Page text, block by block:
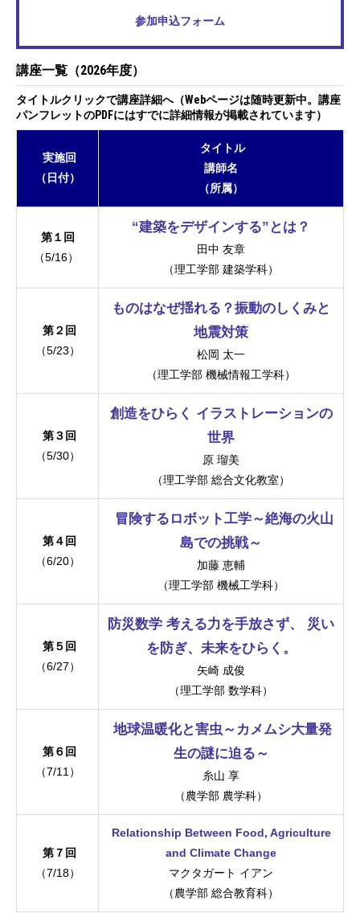
参加申込フォーム
講座一覧（2026年度）
タイトルクリックで講座詳細へ（Webページは随時更新中。講座
パンフレットのPDFにはすでに詳細情報が掲載されています）
実施回
（日付）
タイトル
講師名
（所属）
第１回
（5/16）
“建築をデザインする”とは？
田中 友章
（理工学部 建築学科）
第２回
（5/23）
ものはなぜ揺れる？振動のしくみと
地震対策
松岡 太一
（理工学部 機械情報工学科）
第３回
（5/30）
創造をひらく イラストレーションの
世界
原 瑠美
（理工学部 総合文化教室）
第４回
（6/20）
冒険するロボット工学～絶海の火山
島での挑戦～
加藤 恵輔
（理工学部 機械工学科）
第５回
（6/27）
防災数学 考える力を手放さず、 災い
を防ぎ、未来をひらく。
矢崎 成俊
（理工学部 数学科）
第６回
（7/11）
地球温暖化と害虫～カメムシ大量発
生の謎に迫る～
糸山 享
（農学部 農学科）
第７回
（7/18）
Relationship Between Food, Agriculture
and Climate Change
マクタガート イアン
（農学部 総合教育科）